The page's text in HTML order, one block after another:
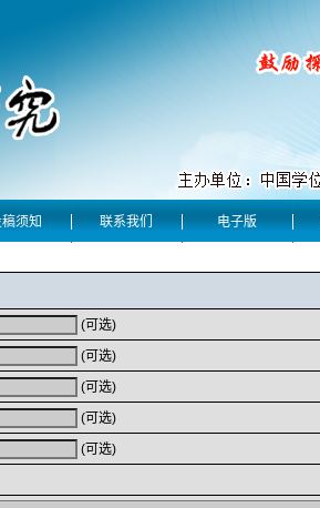
须知 联系我们 电子版
(可选)
(可选)
(可选)
(可选)
(可选)